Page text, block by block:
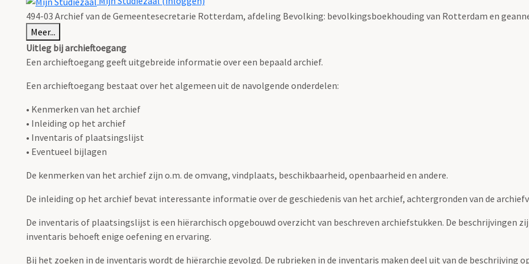
494-03 Archief van de Gemeentesecretarie Rotterdam, afdeling Bevolking: bevolkingsboekhouding van Rotterdam en
Meer...
Uitleg bij archieftoegang
Een archieftoegang geeft uitgebreide informatie over een bepaald archief.
Een archieftoegang bestaat over het algemeen uit de navolgende onderdelen:
• Kenmerken van het archief
• Inleiding op het archief
• Inventaris of plaatsingslijst
• Eventueel bijlagen
De kenmerken van het archief zijn o.m. de omvang, vindplaats, beschikbaarheid, openbaarheid en andere.
De inleiding op het archief bevat interessante informatie over de geschiedenis van het archief, achtergronden van de
De inventaris of plaatsingslijst is een hiërarchisch opgebouwd overzicht van beschreven archiefstukken. De beschrijvingen
inventaris behoeft enige oefening en ervaring.
Bij het zoeken in de inventaris wordt de hiërarchie gevolgd. De rubrieken in de inventaris maken deel uit van de beschrijving